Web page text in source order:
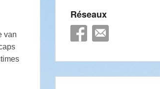
van
Réseaux